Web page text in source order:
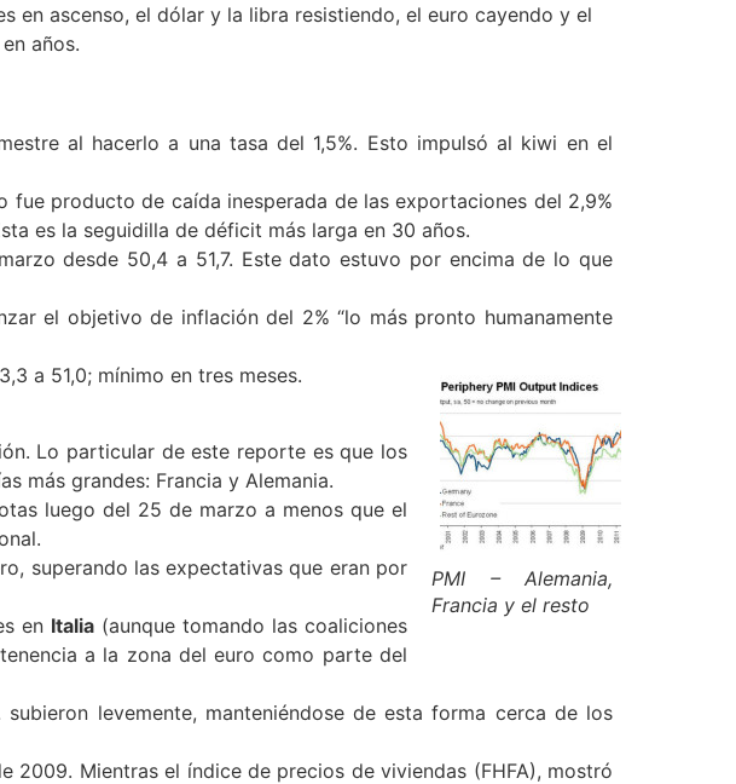
en ascenso, el dólar y la libra resistiendo, el euro cayendo y el
años.
al hacerlo a una tasa del 1,5%. Esto impulsó al kiwi en el
fue producto de caída inesperada de las exportaciones del 2,9%
es la seguidilla de déficit más larga en 30 años.
desde 50,4 a 51,7. Este dato estuvo por encima de lo que
el objetivo de inflación del 2% “lo más pronto humanamente
PMI – Alemania,
Francia y el resto
a 51,0; mínimo en tres meses.
Lo particular de este reporte es que los
más grandes: Francia y Alemania.
luego del 25 de marzo a menos que el
superando las expectativas que eran por
en Italia (aunque tomando las coaliciones
a la zona del euro como parte del
levemente, manteniéndose de esta forma cerca de los
2009. Mientras el índice de precios de viviendas (FHFA), mostró